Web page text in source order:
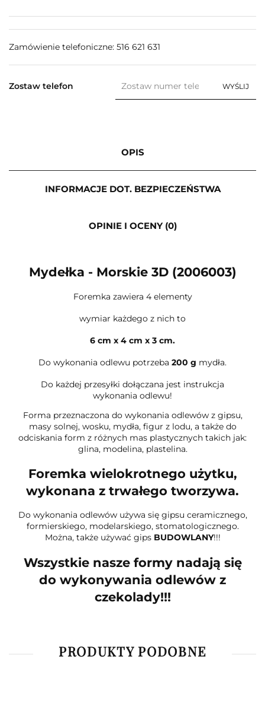
Zamówienie telefoniczne: 516 621 631
Zostaw telefon WYŚLIJ
OPIS
INFORMACJE DOT. BEZPIECZEŃSTWA
OPINIE I OCENY (0)
Mydełka - Morskie 3D (2006003)
Foremka zawiera 4 elementy
wymiar każdego z nich to
6 cm x 4 cm x 3 cm.
Do wykonania odlewu potrzeba 200 g mydła.
Do każdej przesyłki dołączana jest instrukcja
wykonania odlewu!
Forma przeznaczona do wykonania odlewów z gipsu,
masy solnej, wosku, mydła, figur z lodu, a także do
odciskania form z różnych mas plastycznych takich jak:
glina, modelina, plastelina.
Foremka wielokrotnego użytku,
wykonana z trwałego tworzywa.
Do wykonania odlewów używa się gipsu ceramicznego,
formierskiego, modelarskiego, stomatologicznego.
Można, także używać gips BUDOWLANY!!!
Wszystkie nasze formy nadają się
do wykonywania odlewów z
czekolady!!!
PRODUKTY PODOBNE